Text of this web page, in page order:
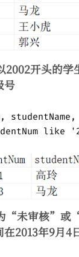
2002开头的学
号
like
“未审核”或
2013年9月4